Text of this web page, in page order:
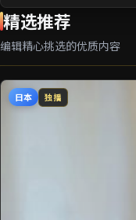
精选推荐
编辑精心挑选的优质内容
日本 独播